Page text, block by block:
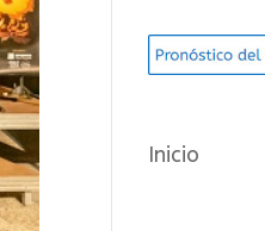
r
í
s
Inicio